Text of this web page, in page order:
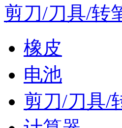
剪刀/刀具/转
橡皮
电池
剪刀/刀具/